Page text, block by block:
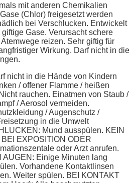
mit anderen Chemikalien
(Chlor) freigesetzt werden
bei Verschlucken. Entwickelt
Gase. Verursacht schere
reizen. Sehr giftig für
Wirkung. Darf nicht in die
nicht in die Hände von Kindern
/ offener Flamme / heißen
rauchen. Einatmen von Staub /
/ Aerosol vermeiden.
/ Augenschutz /
in die Umwelt
Mund ausspülen. KEIN
EXPOSITION ODER
oder Arzt anrufen.
AUGEN: Einige Minuten lang
Vorhandene Kontaktlinsen
Weiter spülen. BEI KONTAKT